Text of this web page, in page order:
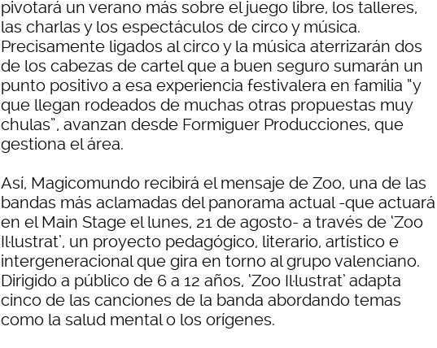
pivotará un verano más sobre el juego libre, los talleres,
las charlas y los espectáculos de circo y música.
Precisamente ligados al circo y la música aterrizarán dos
de los cabezas de cartel que a buen seguro sumarán un
punto positivo a esa experiencia festivalera en familia “y
que llegan rodeados de muchas otras propuestas muy
chulas”, avanzan desde Formiguer Producciones, que
gestiona el área.
Así, Magicomundo recibirá el mensaje de Zoo, una de las
bandas más aclamadas del panorama actual -que actuará
en el Main Stage el lunes, 21 de agosto- a través de ‘Zoo
Il·lustrat’, un proyecto pedagógico, literario, artístico e
intergeneracional que gira en torno al grupo valenciano.
Dirigido a público de 6 a 12 años, ‘Zoo Il·lustrat’ adapta
cinco de las canciones de la banda abordando temas
como la salud mental o los orígenes.